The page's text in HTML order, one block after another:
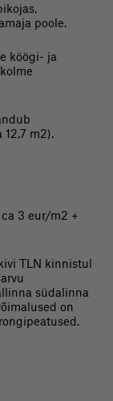
poole.
köögi- ja
m2).
3 eur/m2 +
TLN kinnistul
südalinna
on